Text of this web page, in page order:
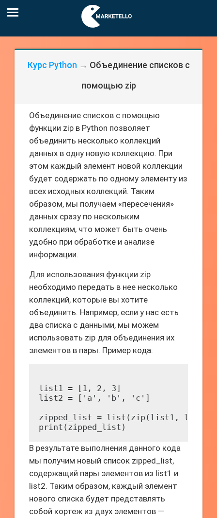
Курс Python → Объединение списков с
помощью zip
Объединение списков с помощью
функции zip в Python позволяет
объединить несколько коллекций
данных в одну новую коллекцию. При
этом каждый элемент новой коллекции
будет содержать по одному элементу из
всех исходных коллекций. Таким
образом, мы получаем «пересечения»
данных сразу по нескольким
коллекциям, что может быть очень
удобно при обработке и анализе
информации.
Для использования функции zip
необходимо передать в нее несколько
коллекций, которые вы хотите
объединить. Например, если у нас есть
два списка с данными, мы можем
использовать zip для объединения их
элементов в пары. Пример кода:
list1 = [1, 2, 3]
list2 = ['a', 'b', 'c']
zipped_list = list(zip(list1,
В результате выполнения данного кода
мы получим новый список zipped_list,
содержащий пары элементов из list1 и
list2. Таким образом, каждый элемент
нового списка будет представлять
собой кортеж из двух элементов —